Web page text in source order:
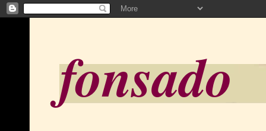
fonsado